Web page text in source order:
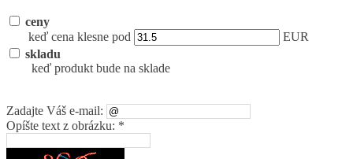
ceny
keď cena klesne pod
EUR
skladu
keď produkt bude na sklade
Zadajte Váš e-mail:
Opíšte text z obrázku: *